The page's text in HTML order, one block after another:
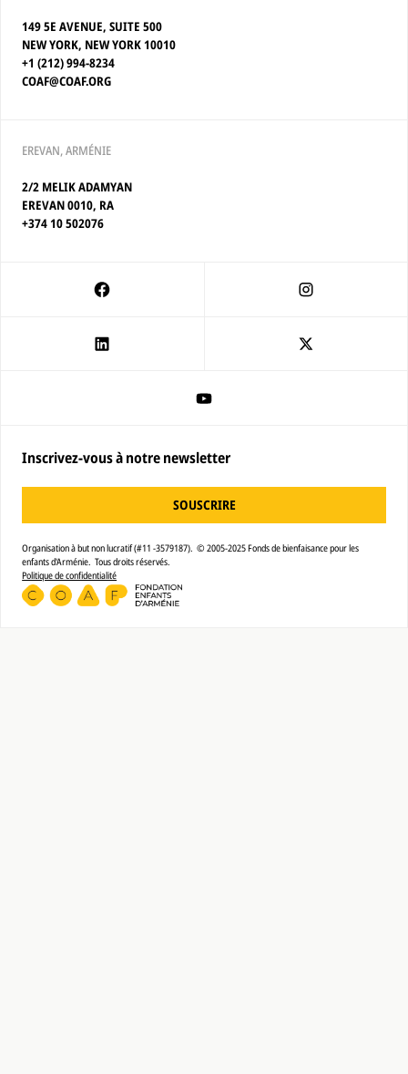
Inscrivez-vous à notre newsletter
SOUSCRIRE
Organisation à but non lucratif (#11 -3579187). © 2005-2025 Fonds de bienfaisance pour les
enfants d'Arménie. Tous droits réservés.
Politique de confidentialité
149 5E AVENUE, SUITE 500
NEW YORK, NEW YORK 10010
+1 (212) 994-8234
COAF@COAF.ORG
EREVAN, ARMÉNIE
2/2 MELIK ADAMYAN
EREVAN 0010, RA
+374 10 502076